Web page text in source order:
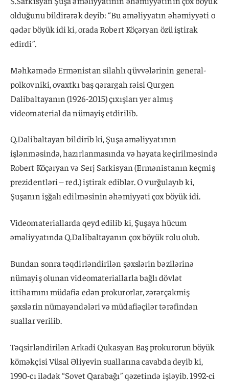
olduğunu bildirərək deyib: “Bu əməliyyatın əhəmiyyəti o
qədər böyük idi ki, orada Robert Köçəryan özü iştirak
edirdi”.
Məhkəmədə Ermənistan silahlı qüvvələrinin general-
polkovniki, ovaxtkı baş qərargah rəisi Qurgen
Dalibaltayanın (1926-2015) çıxışları yer almış
videomaterial da nümayiş etdirilib.
Q.Dalibaltayan bildirib ki, Şuşa əməliyyatının
işlənməsində, hazırlanmasında və həyata keçirilməsində
Robert Köçəryan və Serj Sarkisyan (Ermənistanın keçmiş
prezidentləri – red.) iştirak ediblər. O vurğulayıb ki,
Şuşanın işğalı edilməsinin əhəmiyyəti çox böyük idi.
Videomateriallarda qeyd edilib ki, Şuşaya hücum
əməliyyatında Q.Dalibaltayanın çox böyük rolu olub.
Bundan sonra təqdirləndirilən şəxslərin bəzilərinə
nümayiş olunan videomateriallarla bağlı dövlət
ittihamını müdafiə edən prokurorlar, zərərçəkmiş
şəxslərin nümayəndələri və müdafiəçilər tərəfindən
suallar verilib.
Təqsirləndirilən Arkadi Qukasyan Baş prokurorun böyük
köməkçisi Vüsal Əliyevin suallarına cavabda deyib ki,
1990-cı ilədək “Sovet Qarabağı” qəzetində işləyib. 1992-ci